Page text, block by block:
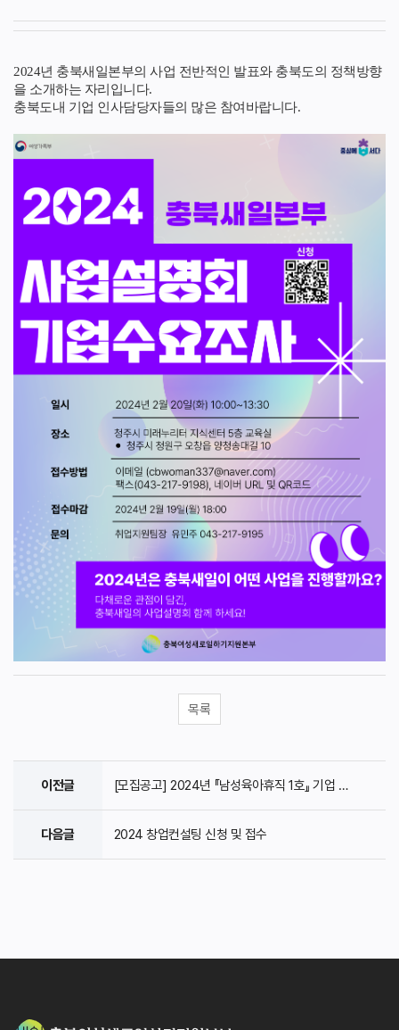
2024년 충북새일본부의 사업 전반적인 발표와 충북도의 정책방향
을 소개하는 자리입니다.
충북도내 기업 인사담당자들의 많은 참여바랍니다.
목록
이전글 [모집공고] 2024년 『남성육아휴직 1호』 기업 모집 ..
다음글 2024 창업컨설팅 신청 및 접수